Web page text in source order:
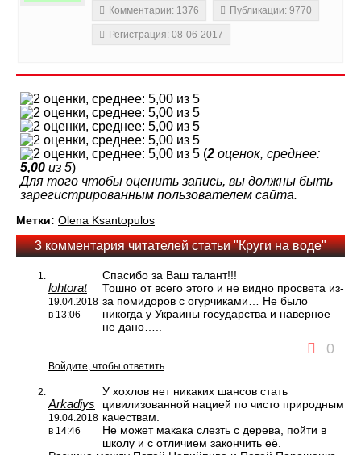
Комментарии: 1376
Публикации: 9770
Регистрация: 08-06-2017
(2 оценок, среднее:
5,00 из 5)
Для того чтобы оценить запись, вы должны быть
зарегистрированным пользователем сайта.
Метки: Olena Ksantopulos
3 комментария читателей статьи "Круги на воде"
lohtorat
19.04.2018
в 13:06
Спасибо за Ваш талант!!!
Тошно от всего этого и не видно просвета из-
за помидоров с огурчиками… Не было
никогда у Украины государства и наверное
не дано…..
0
Войдите, чтобы ответить
Arkadiys
19.04.2018
в 14:46
У хохлов нет никаких шансов стать
цивилизованной нацией по чисто природным
качествам.
Не может макака слезть с дерева, пойти в
школу и с отличием закончить её.